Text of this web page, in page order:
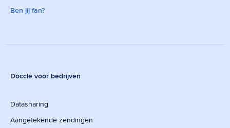
Ben jij fan?
Doccle voor bedrijven
Datasharing
Aangetekende zendingen